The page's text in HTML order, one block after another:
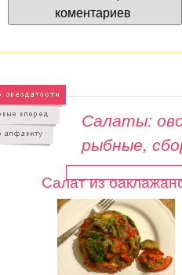
коментариев
Салаты:
рыбные,
Салат из